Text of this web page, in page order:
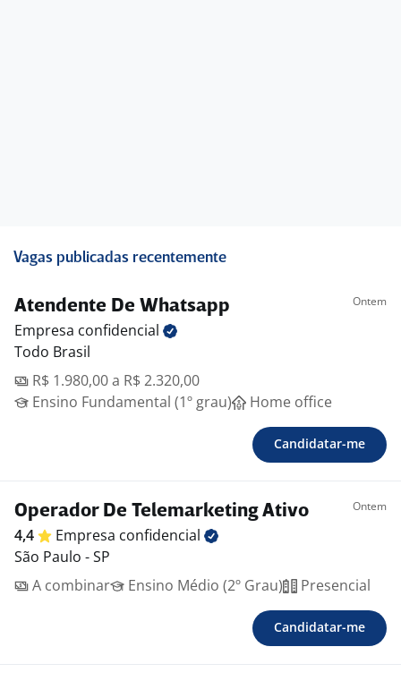
Vagas publicadas recentemente
Atendente De Whatsapp Ontem
Empresa confidencial
Todo Brasil
R$ 1.980,00 a R$ 2.320,00
Ensino Fundamental (1º grau)
Home office
Candidatar-me
Operador De Telemarketing Ativo Ontem
4,4 Empresa confidencial
São Paulo - SP
A combinar
Ensino Médio (2º Grau) Presencial
Candidatar-me